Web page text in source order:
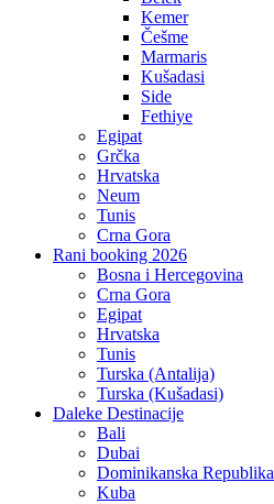
Kemer
Češme
Marmaris
Kušadasi
Side
Fethiye
Egipat
Grčka
Hrvatska
Neum
Tunis
Crna Gora
Rani booking 2026
Bosna i Hercegovina
Crna Gora
Egipat
Hrvatska
Tunis
Turska (Antalija)
Turska (Kušadasi)
Daleke Destinacije
Bali
Dubai
Dominikanska Republika
Kuba